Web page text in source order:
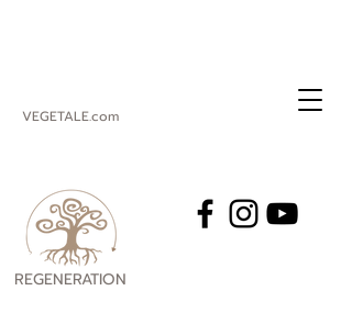
VEGETALE.com
REGENERATION